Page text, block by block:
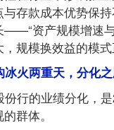
存款成本优势保
——“资产规模增速
规模换效益的模式
冰火两重天，分化
份行的业绩分化，
群体。